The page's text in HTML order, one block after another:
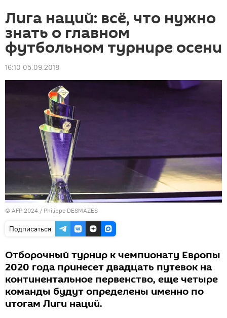
Лига наций: всё, что нужно
знать о главном
футбольном турнире осени
16:10 05.09.2018
© AFP 2024 / Philippe DESMAZES
Подписаться
Отборочный турнир к чемпионату Европы
2020 года принесет двадцать путевок на
континентальное первенство, еще четыре
команды будут определены именно по
итогам Лиги наций.